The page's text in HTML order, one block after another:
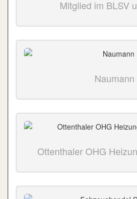
Mitglied im BLSV
Naumann
Ottenthaler OHG